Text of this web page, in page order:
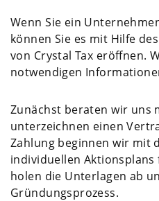
Wenn Sie ein
können Sie es mit Hilfe
von Crystal Tax eröffnen.
notwendigen
Zunächst beraten wir uns
unterzeichnen einen
Zahlung beginnen wir mit
individuellen
holen die Unterlagen ab
Gründungsprozess.